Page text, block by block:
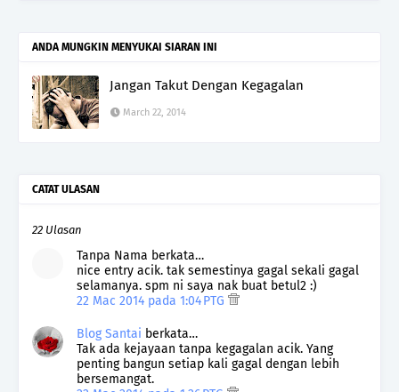
ANDA MUNGKIN MENYUKAI SIARAN INI
Jangan Takut Dengan Kegagalan
March 22, 2014
CATAT ULASAN
22 Ulasan
Tanpa Nama berkata…
nice entry acik. tak semestinya gagal sekali gagal
selamanya. spm ni saya nak buat betul2 :)
22 Mac 2014 pada 1:04 PTG
Blog Santai berkata…
Tak ada kejayaan tanpa kegagalan acik. Yang
penting bangun setiap kali gagal dengan lebih
bersemangat.